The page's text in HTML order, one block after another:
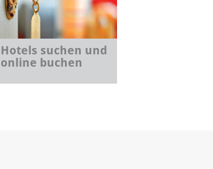
Hotels suchen und
online buchen